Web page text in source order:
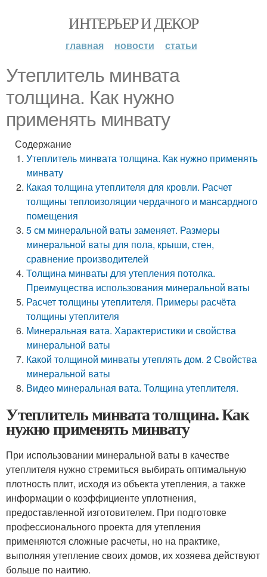
ИНТЕРЬЕР И ДЕКОР
главная новости статьи
Утеплитель минвата
толщина. Как нужно
применять минвату
Содержание
Утеплитель минвата толщина. Как нужно применять
минвату
Какая толщина утеплителя для кровли. Расчет
толщины теплоизоляции чердачного и мансардного
помещения
5 см минеральной ваты заменяет. Размеры
минеральной ваты для пола, крыши, стен,
сравнение производителей
Толщина минваты для утепления потолка.
Преимущества использования минеральной ваты
Расчет толщины утеплителя. Примеры расчёта
толщины утеплителя
Минеральная вата. Характеристики и свойства
минеральной ваты
Какой толщиной минваты утеплять дом. 2 Свойства
минеральной ваты
Видео минеральная вата. Толщина утеплителя.
Утеплитель минвата толщина. Как
нужно применять минвату
При использовании минеральной ваты в качестве
утеплителя нужно стремиться выбирать оптимальную
плотность плит, исходя из объекта утепления, а также
информации о коэффициенте уплотнения,
предоставленной изготовителем. При подготовке
профессионального проекта для утепления
применяются сложные расчеты, но на практике,
выполняя утепление своих домов, их хозяева действуют
больше по наитию.